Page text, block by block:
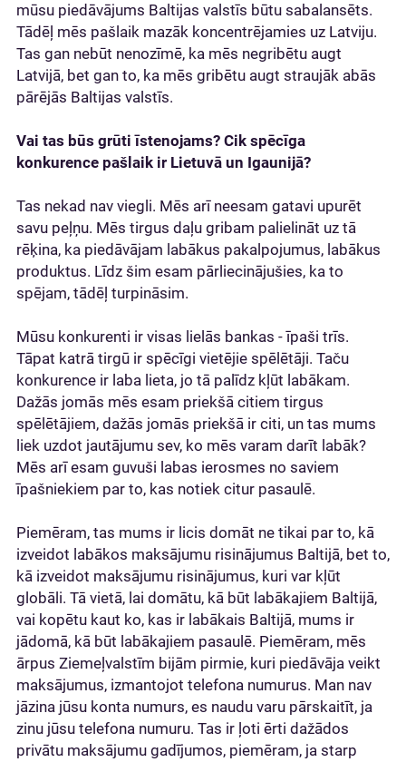
mūsu piedāvājums Baltijas valstīs būtu sabalansēts.
Tādēļ mēs pašlaik mazāk koncentrējamies uz Latviju.
Tas gan nebūt nenozīmē, ka mēs negribētu augt
Latvijā, bet gan to, ka mēs gribētu augt straujāk abās
pārējās Baltijas valstīs.
Vai tas būs grūti īstenojams? Cik spēcīga
konkurence pašlaik ir Lietuvā un Igaunijā?
Tas nekad nav viegli. Mēs arī neesam gatavi upurēt
savu peļņu. Mēs tirgus daļu gribam palielināt uz tā
rēķina, ka piedāvājam labākus pakalpojumus, labākus
produktus. Līdz šim esam pārliecinājušies, ka to
spējam, tādēļ turpināsim.
Mūsu konkurenti ir visas lielās bankas - īpaši trīs.
Tāpat katrā tirgū ir spēcīgi vietējie spēlētāji. Taču
konkurence ir laba lieta, jo tā palīdz kļūt labākam.
Dažās jomās mēs esam priekšā citiem tirgus
spēlētājiem, dažās jomās priekšā ir citi, un tas mums
liek uzdot jautājumu sev, ko mēs varam darīt labāk?
Mēs arī esam guvuši labas ierosmes no saviem
īpašniekiem par to, kas notiek citur pasaulē.
Piemēram, tas mums ir licis domāt ne tikai par to, kā
izveidot labākos maksājumu risinājumus Baltijā, bet to,
kā izveidot maksājumu risinājumus, kuri var kļūt
globāli. Tā vietā, lai domātu, kā būt labākajiem Baltijā,
vai kopētu kaut ko, kas ir labākais Baltijā, mums ir
jādomā, kā būt labākajiem pasaulē. Piemēram, mēs
ārpus Ziemeļvalstīm bijām pirmie, kuri piedāvāja veikt
maksājumus, izmantojot telefona numurus. Man nav
jāzina jūsu konta numurs, es naudu varu pārskaitīt, ja
zinu jūsu telefona numuru. Tas ir ļoti ērti dažādos
privātu maksājumu gadījumos, piemēram, ja starp